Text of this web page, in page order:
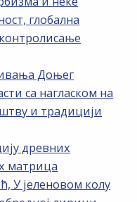
глобална
Доњег
са нагласком на
и традицији
древних
матрица
У јеленовом колу